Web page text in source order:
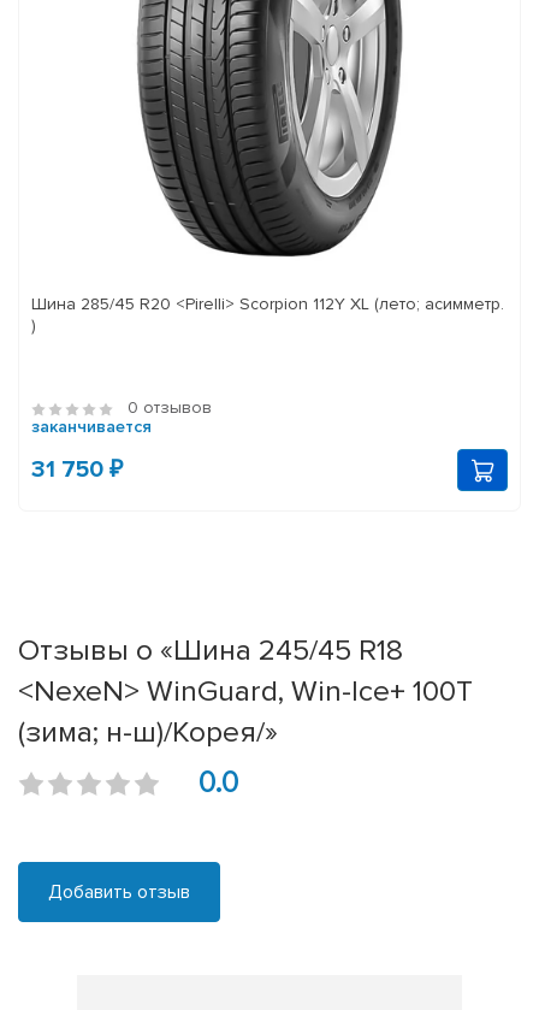
Шина 285/45 R20 <Pirelli> Scorpion 112Y XL (лето; асимметр.
)
0 отзывов
заканчивается
31 750 ₽
Отзывы о «Шина 245/45 R18
<NexeN> WinGuard, Win-Ice+ 100T
(зима; н-ш)/Корея/»
0.0
Добавить отзыв